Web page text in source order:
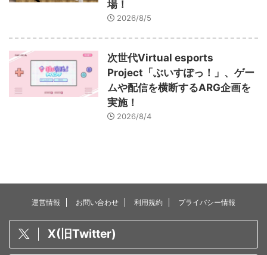
場！
2026/8/5
次世代Virtual esports
Project「ぶいすぽっ！」、ゲー
ムや配信を横断するARG企画を
実施！
2026/8/4
運営情報 お問い合わせ 利用規約 プライバシー情報
X(旧Twitter)